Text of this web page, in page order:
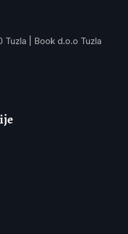
Tuzla | Book d.o.o Tuzla